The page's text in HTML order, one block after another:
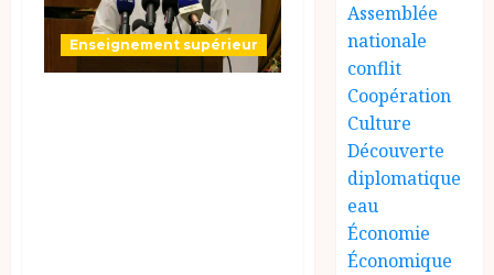
Enseignement supérieur
Assemblée
nationale
conflit
Coopération
Culture
Découverte
diplomatique
eau
Économie
Économique